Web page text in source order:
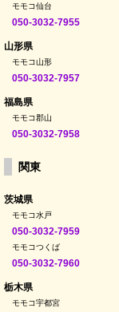
モモコ仙台
050-3032-7955
山形県
モモコ山形
050-3032-7957
福島県
モモコ郡山
050-3032-7958
関東
茨城県
モモコ水戸
050-3032-7959
モモコつくば
050-3032-7960
栃木県
モモコ宇都宮